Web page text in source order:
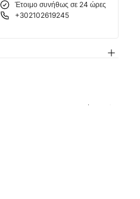
Έτοιμο συνήθως σε 24 ώρες
+302102619245